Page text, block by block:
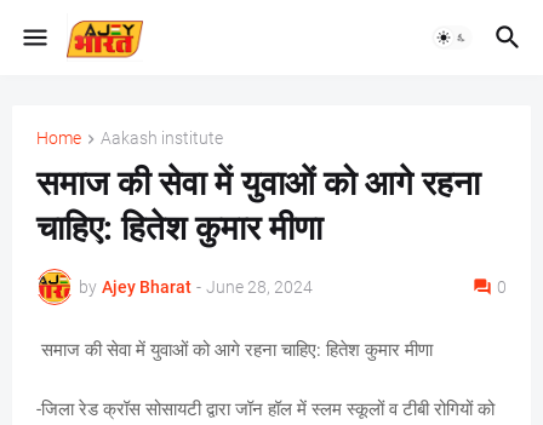
Home Aakash institute
समाज की सेवा में युवाओं को आगे रहना
चाहिए: हितेश कुमार मीणा
by Ajey Bharat - June 28, 2024 0
समाज की सेवा में युवाओं को आगे रहना चाहिए: हितेश कुमार मीणा
-जिला रेड क्रॉस सोसायटी द्वारा जॉन हॉल में स्लम स्कूलों व टीबी रोगियों को